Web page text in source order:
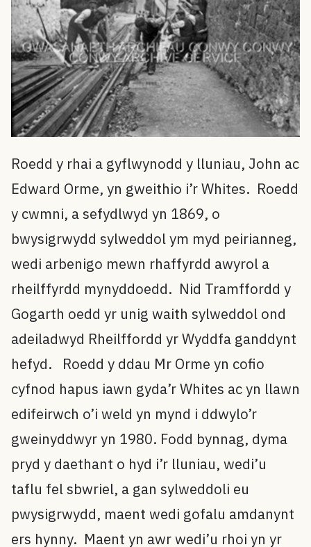
Roedd y rhai a gyflwynodd y lluniau, John ac
Edward Orme, yn gweithio i’r Whites. Roedd
y cwmni, a sefydlwyd yn 1869, o
bwysigrwydd sylweddol ym myd peirianneg,
wedi arbenigo mewn rhaffyrdd awyrol a
rheilffyrdd mynyddoedd. Nid Tramffordd y
Gogarth oedd yr unig waith sylweddol ond
adeiladwyd Rheilffordd yr Wyddfa ganddynt
hefyd. Roedd y ddau Mr Orme yn cofio
cyfnod hapus iawn gyda’r Whites ac yn llawn
edifeirwch o’i weld yn mynd i ddwylo’r
gweinyddwyr yn 1980. Fodd bynnag, dyma
pryd y daethant o hyd i’r lluniau, wedi’u
taflu fel sbwriel, a gan sylweddoli eu
pwysigrwydd, maent wedi gofalu amdanynt
ers hynny. Maent yn awr wedi’u rhoi yn yr